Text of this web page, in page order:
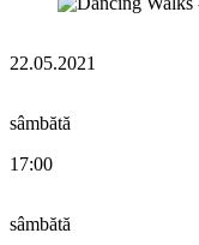
22.05.2021
sâmbătă
17:00
sâmbătă